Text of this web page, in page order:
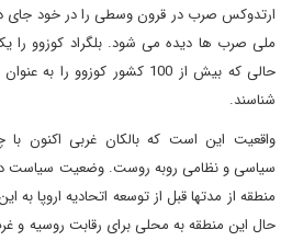
ارتدوکس صرب در قرون وسطی را در خود جای
ملی صرب ها دیده می شود. بلگراد کوزوو را
حالی که بیش از 100 کشور
شناسند.
واقعیت این است که بالکان غربی اکنون با
سیاسی و نظامی روبه روست. وضعیت سیاست
منطقه از مدتها قبل از توسعه اتحادیه اروپا
حال این منطقه به محلی برای رقابت روسیه و